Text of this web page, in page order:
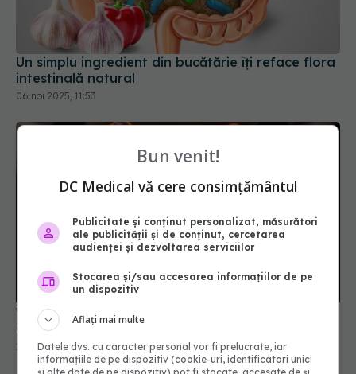
Un simplu ingredient din bucătărie îți reface flora
intestinală natural
06 noi 2025, 11:53
Varza murată, aliatul neașteptat al intestinului.
Cum protejează fermentația împotriva inflamației
16 apr 2025, 08:38
Bun venit!
DC Medical vă cere consimțământul
Publicitate și conținut personalizat, măsurători
ale publicității și de conținut, cercetarea
audienței și dezvoltarea serviciilor
Stocarea și/sau accesarea informațiilor de pe
un dispozitiv
Aflați mai multe
Datele dvs. cu caracter personal vor fi prelucrate, iar
informațiile de pe dispozitiv (cookie-uri, identificatori unici